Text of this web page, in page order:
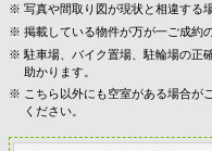
写真や間取り図が現状と相違する
掲載している物件が万が一ご成約
駐車場、バイク置場、駐輪場の正
助かります。
こちら以外にも空室がある場合が
ください。